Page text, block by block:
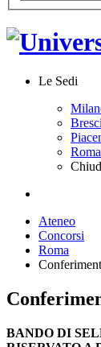
Le Sedi
Roma
Ateneo
Concorsi
Roma
BANDO DI